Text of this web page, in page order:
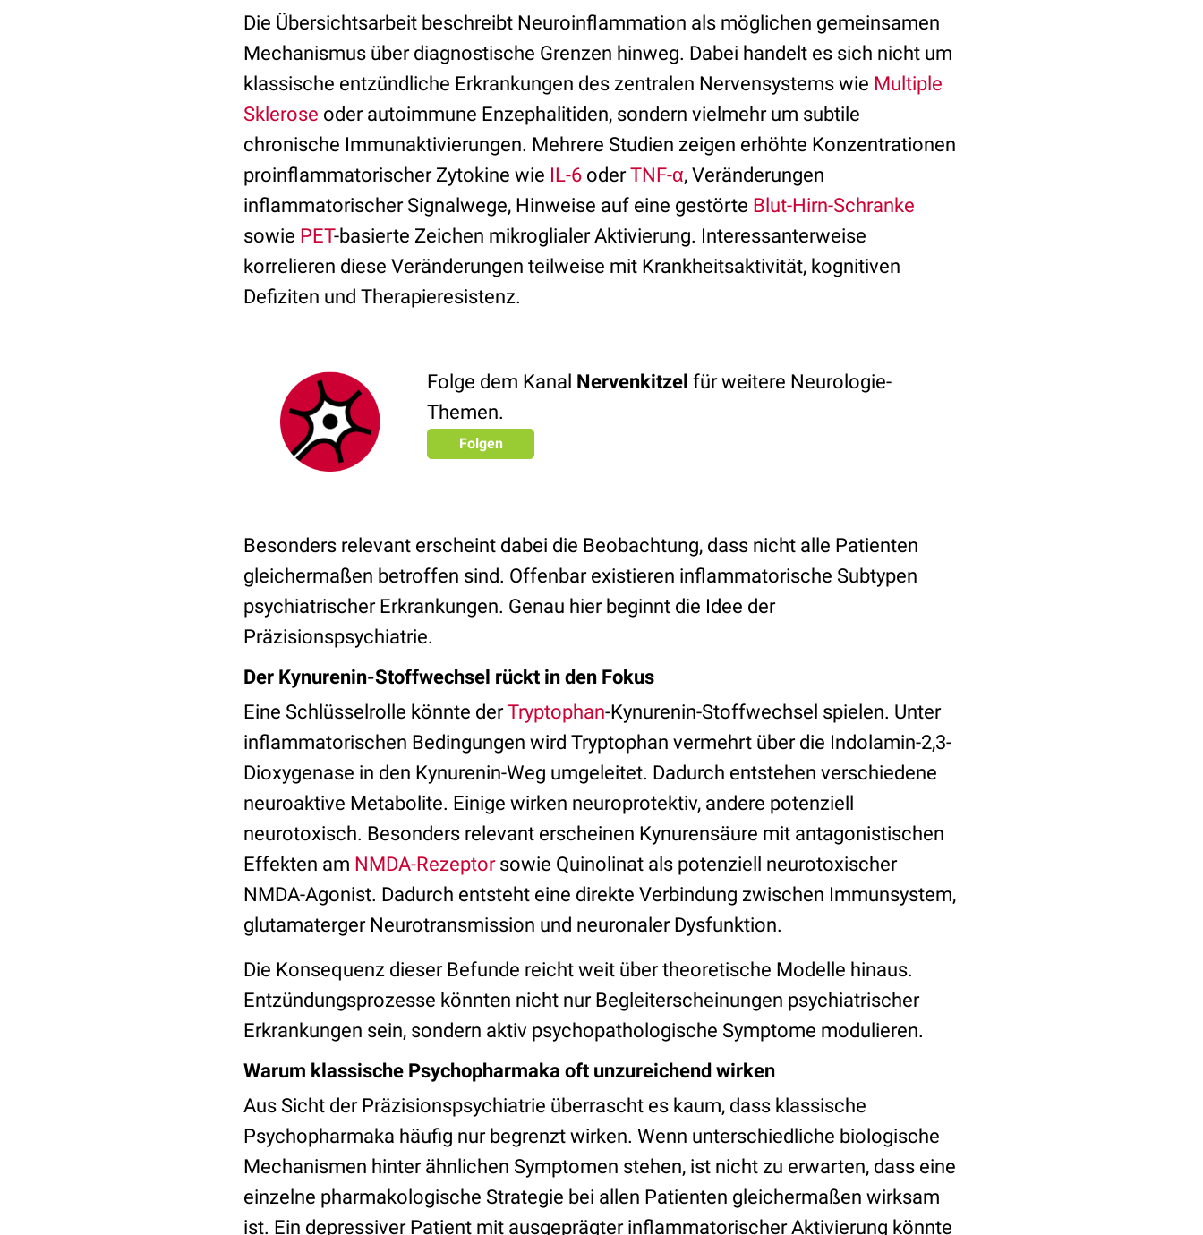
Die Übersichtsarbeit beschreibt Neuroinflammation als möglichen gemeinsamen
Mechanismus über diagnostische Grenzen hinweg. Dabei handelt es sich nicht um
klassische entzündliche Erkrankungen des zentralen Nervensystems wie Multiple
Sklerose oder autoimmune Enzephalitiden, sondern vielmehr um subtile
chronische Immunaktivierungen. Mehrere Studien zeigen erhöhte Konzentrationen
proinflammatorischer Zytokine wie IL-6 oderTNF-α, Veränderungen
inflammatorischer Signalwege, Hinweise auf eine gestörte Blut-Hirn-Schranke
sowie PET-basierte Zeichen mikroglialer Aktivierung. Interessanterweise
korrelieren diese Veränderungen teilweise mit Krankheitsaktivität, kognitiven
Defiziten und Therapieresistenz.
Folge dem Kanal Nervenkitzel für weitere Neurologie-
Themen.
Folgen
Besonders relevant erscheint dabei die Beobachtung, dass nicht alle Patienten
gleichermaßen betroffen sind. Offenbar existieren inflammatorische Subtypen
psychiatrischer Erkrankungen. Genau hier beginnt die Idee der
Präzisionspsychiatrie.
Der Kynurenin-Stoffwechsel rückt in den Fokus
Eine Schlüsselrolle könnte derTryptophan-Kynurenin-Stoffwechsel spielen. Unter
inflammatorischen Bedingungen wird Tryptophan vermehrt über die Indolamin-2,3-
Dioxygenase in den Kynurenin-Weg umgeleitet. Dadurch entstehen verschiedene
neuroaktive Metabolite. Einige wirken neuroprotektiv, andere potenziell
neurotoxisch. Besonders relevant erscheinen Kynurensäure mit antagonistischen
Effekten am NMDA-Rezeptorsowie Quinolinat als potenziell neurotoxischer
NMDA-Agonist. Dadurch entsteht eine direkte Verbindung zwischen Immunsystem,
glutamaterger Neurotransmission und neuronaler Dysfunktion.
Die Konsequenz dieser Befunde reicht weit über theoretische Modelle hinaus.
Entzündungsprozesse könnten nicht nur Begleiterscheinungen psychiatrischer
Erkrankungen sein, sondern aktiv psychopathologische Symptome modulieren.
Warum klassische Psychopharmaka oft unzureichend wirken
Aus Sicht der Präzisionspsychiatrie überrascht es kaum, dass klassische
Psychopharmaka häufig nur begrenzt wirken. Wenn unterschiedliche biologische
Mechanismen hinter ähnlichen Symptomen stehen, ist nicht zu erwarten, dass eine
einzelne pharmakologische Strategie bei allen Patienten gleichermaßen wirksam
ist. Ein depressiver Patient mit ausgeprägter inflammatorischer Aktivierung könnte